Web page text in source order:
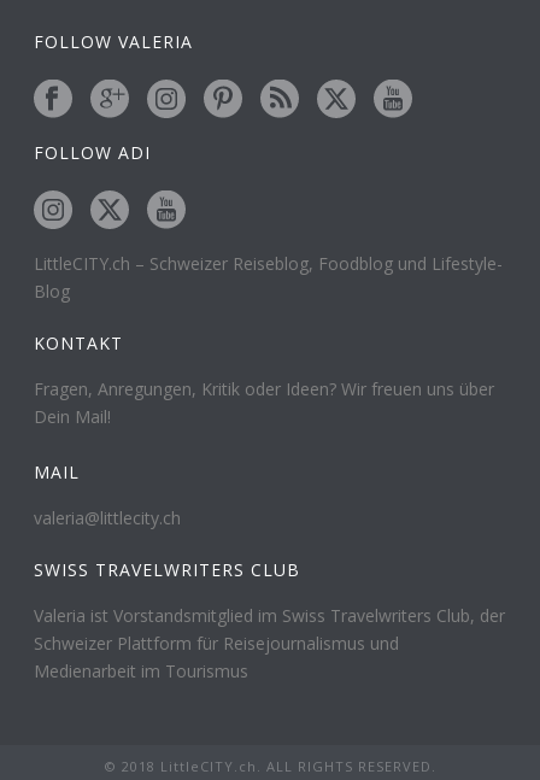
FOLLOW VALERIA
FOLLOW ADI
LittleCITY.ch – Schweizer Reiseblog, Foodblog und Lifestyle-
Blog
KONTAKT
Fragen, Anregungen, Kritik oder Ideen? Wir freuen uns über
Dein Mail!
MAIL
valeria@littlecity.ch
SWISS TRAVELWRITERS CLUB
Valeria ist Vorstandsmitglied im Swiss Travelwriters Club, der
Schweizer Plattform für Reisejournalismus und
Medienarbeit im Tourismus
© 2018 LittleCITY.ch. ALL RIGHTS RESERVED.